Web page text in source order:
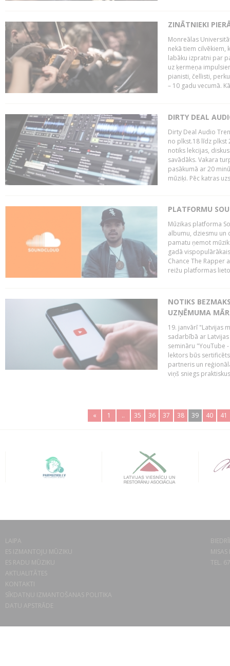
ZINĀTNIEKI
Monreālas
nekā tiem cilvēkiem,
labāku izpratni par
uz ķermeņa
pianisti, čellisti,
– 10 gadu vecumā.
DIRTY DEAL
Dirty Deal Audio
no plkst.18 līdz plkst
notiks lekcijas,
savādāks. Vakara
pasākumā ar 20
mūziķi. Pēc katras
PLATFORMU
Mūzikas platforma
albumu, dziesmu un
pamatu ņemot
gadā
Chance The Rapper
reižu platformas
NOTIKS
UZŅĒMUMA
19. janvārī "Latvijas
sadarbībā ar
semināru "YouTube
lektors būs
partneris un
viņš sniegs
« 1 .. 35 36 37 38 39 40 41
LAIPA
ES IZMANTOJU MŪZIKU
ES RADU MŪZIKU
AKTUALITĀTES
KONTAKTI
SĪKDATŅU IZMANTOŠANAS POLITIKA
DATU APSTRĀDE
TEL.